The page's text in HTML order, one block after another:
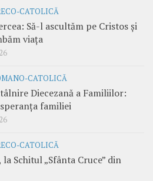
CATOLICĂ
Să-l ascultăm pe Cristos și
viața
CATOLICĂ
Diecezană a Familiilor:
familiei
CATOLICĂ
la Schitul „Sfânta Cruce” din